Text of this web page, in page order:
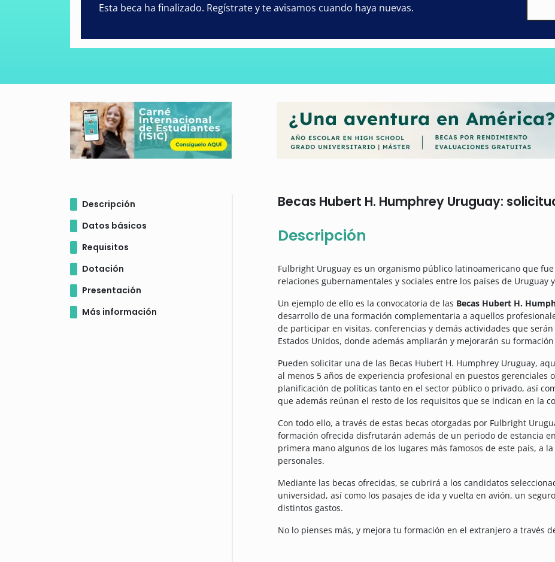
Esta beca ha finalizado. Regístrate y te avisamos cuando haya nuevas.
Descripción
Datos básicos
Requisitos
Dotación
Presentación
Más información
Becas Hubert H. Humphrey Uruguay:
Descripción
Fulbright Uruguay es un organismo público latinoamericano que
relaciones gubernamentales y sociales entre los países de Uruguay
Un ejemplo de ello es la convocatoria de las Becas Hubert H.
desarrollo de una formación complementaria a aquellos
de participar en visitas, conferencias y demás actividades que
Estados Unidos, donde además ampliarán y mejorarán su
Pueden solicitar una de las Becas Hubert H. Humphrey Uruguay,
al menos 5 años de experiencia profesional en puestos gerenciales
planificación de políticas tanto en el sector público o privado, así
que además reúnan el resto de los requisitos que se indican en la
Con todo ello, a través de estas becas otorgadas por Fulbright
formación ofrecida disfrutarán además de un periodo de estancia
primera mano algunos de los lugares más famosos de este país, a
personales.
Mediante las becas ofrecidas, se cubrirá a los candidatos
universidad, así como los pasajes de ida y vuelta en avión, un
distintos gastos.
No lo pienses más, y mejora tu formación en el extranjero a través